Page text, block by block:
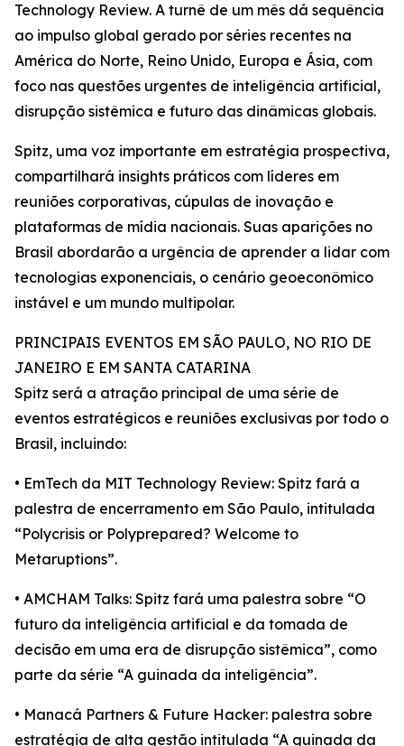
Technology Review. A turnê de um mês dá sequência
ao impulso global gerado por séries recentes na
América do Norte, Reino Unido, Europa e Ásia, com
foco nas questões urgentes de inteligência artificial,
disrupção sistêmica e futuro das dinâmicas globais.
Spitz, uma voz importante em estratégia prospectiva,
compartilhará insights práticos com líderes em
reuniões corporativas, cúpulas de inovação e
plataformas de mídia nacionais. Suas aparições no
Brasil abordarão a urgência de aprender a lidar com
tecnologias exponenciais, o cenário geoeconômico
instável e um mundo multipolar.
PRINCIPAIS EVENTOS EM SÃO PAULO, NO RIO DE
JANEIRO E EM SANTA CATARINA
Spitz será a atração principal de uma série de
eventos estratégicos e reuniões exclusivas por todo o
Brasil, incluindo:
• EmTech da MIT Technology Review: Spitz fará a
palestra de encerramento em São Paulo, intitulada
“Polycrisis or Polyprepared? Welcome to
Metaruptions”.
• AMCHAM Talks: Spitz fará uma palestra sobre “O
futuro da inteligência artificial e da tomada de
decisão em uma era de disrupção sistêmica”, como
parte da série “A guinada da inteligência”.
• Manacá Partners & Future Hacker: palestra sobre
estratégia de alta gestão intitulada “A guinada da